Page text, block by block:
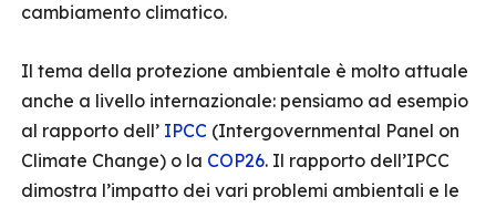
cambiamento climatico.
Il tema della protezione ambientale è molto attuale
anche a livello internazionale: pensiamo ad esempio
al rapporto dell’ IPCC (Intergovernmental Panel on
Climate Change) o la COP26. Il rapporto dell’IPCC
dimostra l’impatto dei vari problemi ambientali e le